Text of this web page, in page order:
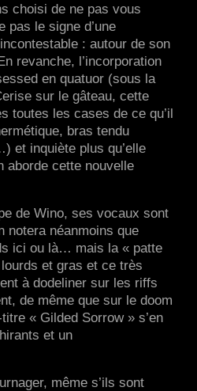
choisi de ne pas vous
pas le signe d’une
: autour de son
revanche, l’incorporation
en quatuor (sous la
sur le gâteau, cette
toutes les cases de ce qu’il
bras tendu
et inquiète plus qu’elle
aborde cette nouvelle
de Wino, ses vocaux sont
notera néanmoins que
ici ou là… mais la « patte
et gras et ce très
à dodeliner sur les riffs
de même que sur le doom
« Gilded Sorrow » s’en
et un
même s’ils sont